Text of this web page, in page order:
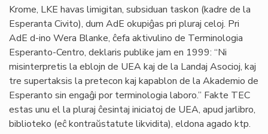
Krome, LKE havas limigitan, subsiduan taskon (kadre de la
Esperanta Civito), dum AdE okupiĝas pri pluraj celoj. Pri
AdE d-ino Wera Blanke, ĉefa aktivulino de Terminologia
Esperanto-Centro, deklaris publike jam en 1999: “Ni
misinterpretis la eblojn de UEA kaj de la Landaj Asocioj, kaj
tre supertaksis la pretecon kaj kapablon de la Akademio de
Esperanto sin engaĝi por terminologia laboro.” Fakte TEC
estas unu el la pluraj ĉesintaj iniciatoj de UEA, apud jarlibro,
biblioteko (eĉ kontraŭstatute likvidita), eldona agado ktp.